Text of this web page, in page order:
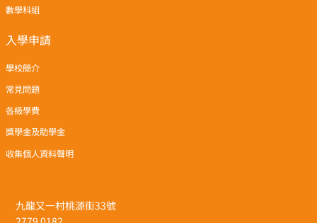
九龍又一村桃源街33號
數學科組
入學申請
學校簡介
常見問題
各級學費
獎學金及助學金
收集個人資料聲明